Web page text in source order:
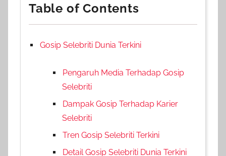
Table of Contents
Gosip Selebriti Dunia Terkini
Pengaruh Media Terhadap Gosip
Selebriti
Dampak Gosip Terhadap Karier
Selebriti
Tren Gosip Selebriti Terkini
Detail Gosip Selebriti Dunia Terkini